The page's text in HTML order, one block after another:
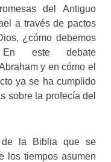
del Antiguo
a través de pactos
¿cómo debemos
En este debate
y en cómo el
ya se ha cumplido
sobre la profecía del
de la Biblia que se
los tiempos asumen